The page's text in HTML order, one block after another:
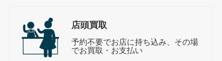
店頭買取
予約不要でお店に持ち込み、その場
でお買取・お支払い